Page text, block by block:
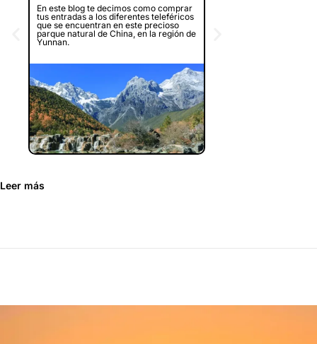
En este blog te decimos como comprar
tus entradas a los diferentes teleféricos
que se encuentran en este precioso
parque natural de China, en la región de
Yunnan.
Leer más